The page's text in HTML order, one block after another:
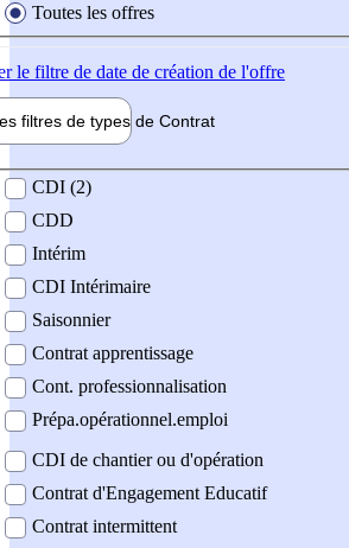
Toutes les offres
le filtre de date de création de l'offre
filtres de types de Contrat
contrat
CDI (2)
CDD
Intérim
CDI Intérimaire
Saisonnier
Contrat apprentissage
Cont. professionnalisation
Prépa.opérationnel.emploi
CDI de chantier ou d'opération
Contrat d'Engagement Educatif
Contrat intermittent